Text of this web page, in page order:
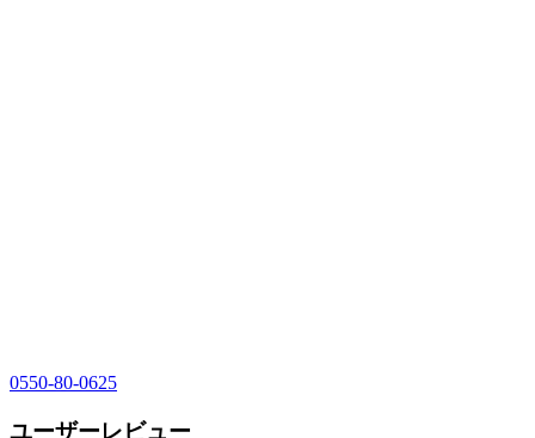
0550-80-0625
ユーザーレビュー